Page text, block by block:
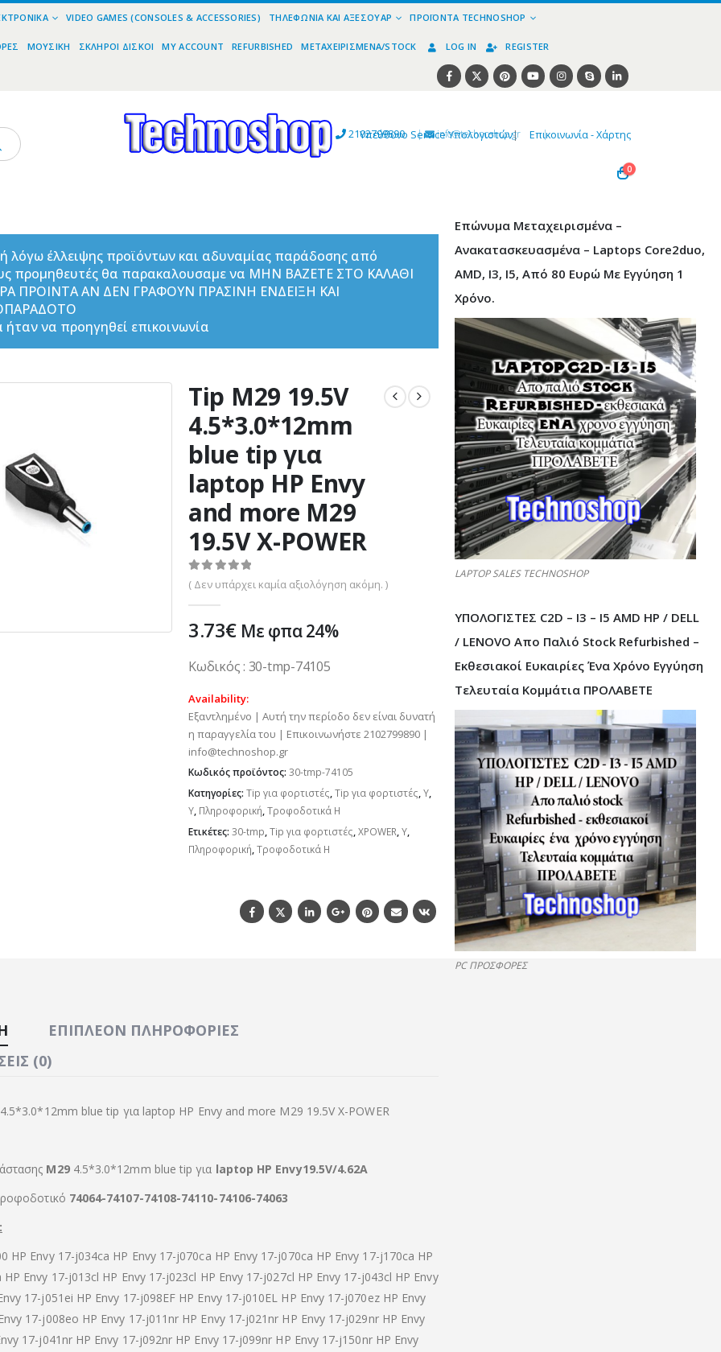
VIDEO GAMES (CONSOLES & ACCESSORIES) ΤΗΛΕΦΩΝΊΑ ΚΑΙ ΑΞΕΣΟΥΆΡ ΠΡΟΪΌΝΤΑ TECHNOSHOP
ΜΟΥΣΙΚΉ ΣΚΛΗΡΟΊ ΔΊΣΚΟΙ MY ACCOUNT REFURBISHED ΜΕΤΑΧΕΙΡΙΣΜΈΝΑ/STOCK LOG IN REGISTER
2102799890 | info@technoshop,gr |
Υπεύθυνο Service Υπολογιστών| Επικοινωνία - Χάρτης
0
λόγω έλλειψης προϊόντων και αδυναμίας παράδοσης από
προμηθευτές θα παρακαλουσαμε να ΜΗΝ ΒΑΖΕΤΕ ΣΤΟ ΚΑΛΑΘΙ
ΠΡΟΙΝΤΑ ΑΝ ΔΕΝ ΓΡΑΦΟΥΝ ΠΡΑΣΙΝΗ ΕΝΔΕΙΞΗ ΚΑΙ
ήταν να προηγηθεί επικοινωνία
Tip M29 19.5V
4.5*3.0*12mm
blue tip για
laptop HP Envy
and more M29
19.5V X-POWER
0 out of 5
( Δεν υπάρχει καμία αξιολόγηση ακόμη. )
3.73€ Με φπα 24%
Κωδικός : 30-tmp-74105
Availability:
Εξαντλημένο | Αυτή την περίοδο δεν είναι δυνατή
η παραγγελία του | Επικοινωνήστε 2102799890 |
info@technoshop.gr
Κωδικός προϊόντος: 30-tmp-74105
Κατηγορίες: Tip για φορτιστές,Tip για φορτιστές,Y,
Y, Πληροφορική,Τροφοδοτικά H
Ετικέτες: 30-tmp,Tip για φορτιστές,XPOWER,Y,
Πληροφορική,Τροφοδοτικά H
ΕΠΙΠΛΈΟΝ ΠΛΗΡΟΦΟΡΊΕΣ
(0)
blue tip για laptop HP Envy and more M29 19.5V X-POWER
M29 4.5*3.0*12mm blue tip για laptop HP Envy19.5V/4.62A
74064-74107-74108-74110-74106-74063
HP Envy 17-j034ca HP Envy 17-j070ca HP Envy 17-j070ca HP Envy 17-j170ca HP
HP Envy 17-j013cl HP Envy 17-j023cl HP Envy 17-j027cl HP Envy 17-j043cl HP Envy
17-j051ei HP Envy 17-j098EF HP Envy 17-j010EL HP Envy 17-j070ez HP Envy
17-j008eo HP Envy 17-j011nr HP Envy 17-j021nr HP Envy 17-j029nr HP Envy
17-j041nr HP Envy 17-j092nr HP Envy 17-j099nr HP Envy 17-j150nr HP Envy
Επώνυμα Μεταχειρισμένα –
Ανακατασκευασμένα – Laptops Core2duo,
AMD, I3, I5, Από 80 Ευρώ Με Εγγύηση 1
Χρόνο.
LAPTOP SALES TECHNOSHOP
ΥΠΟΛΟΓΙΣΤΕΣ C2D – I3 – I5 AMD HP / DELL
/ LENOVO Απο Παλιό Stock Refurbished –
Εκθεσιακοί Ευκαιρίες Ένα Χρόνο Εγγύηση
Τελευταία Κομμάτια ΠΡΟΛΑΒΕΤΕ
PC ΠΡΟΣΦΟΡΕΣ